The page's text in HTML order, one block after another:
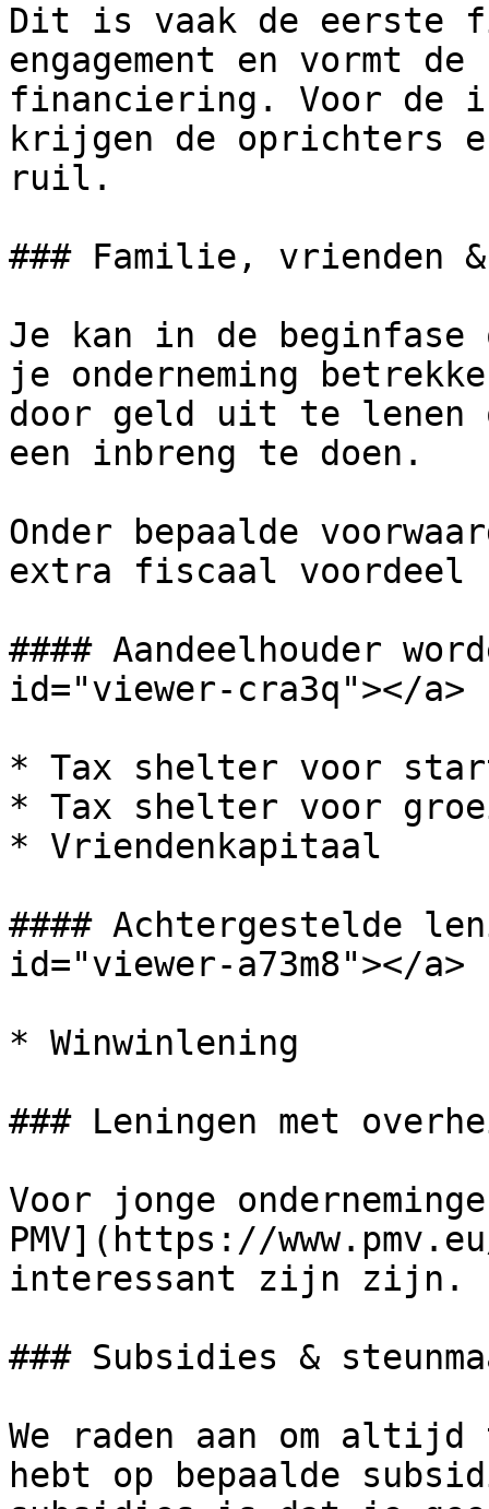
Dit is vaak de eerste
engagement en vormt
financiering. Voor de
krijgen de oprichters
ruil.
### Familie, vrienden
Je kan in de
je onderneming
door geld uit te lenen
een inbreng te doen.
Onder bepaalde
extra fiscaal
#### Aandeelhouder
id="viewer-cra3q"></a>
* Tax shelter voor
* Tax shelter voor
* Vriendenkapitaal
#### Achtergestelde
id="viewer-a73m8"></a>
* Winwinlening
### Leningen met
Voor jonge
PMV](https://
interessant zijn zijn.
### Subsidies &
We raden aan om
hebt op bepaalde